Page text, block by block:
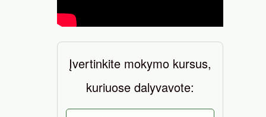
Įvertinkite mokymo kursus,
kuriuose dalyvavote: